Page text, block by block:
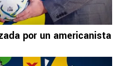
por un americanista